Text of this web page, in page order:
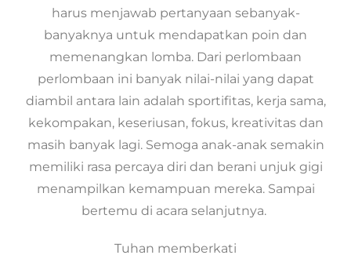
harus menjawab pertanyaan sebanyak-
banyaknya untuk mendapatkan poin dan
memenangkan lomba. Dari perlombaan
perlombaan ini banyak nilai-nilai yang dapat
diambil antara lain adalah sportifitas, kerja sama,
kekompakan, keseriusan, fokus, kreativitas dan
masih banyak lagi. Semoga anak-anak semakin
memiliki rasa percaya diri dan berani unjuk gigi
menampilkan kemampuan mereka. Sampai
bertemu di acara selanjutnya.
Tuhan memberkati